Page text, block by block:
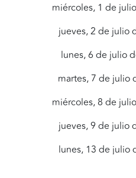
miércoles, 1 de
jueves, 2 de julio
lunes, 6 de julio
martes, 7 de julio
miércoles, 8 de
jueves, 9 de julio
lunes, 13 de julio